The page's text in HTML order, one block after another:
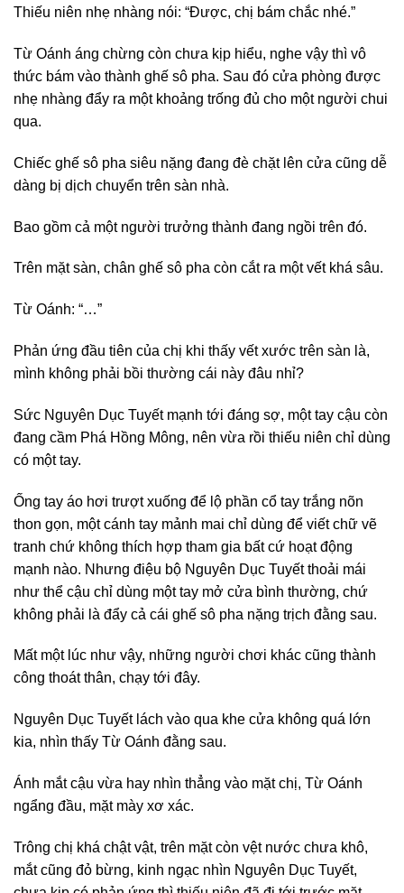
Thiếu niên nhẹ nhàng nói: “Được, chị bám chắc nhé.”
Từ Oánh áng chừng còn chưa kịp hiểu, nghe vậy thì vô
thức bám vào thành ghế sô pha. Sau đó cửa phòng được
nhẹ nhàng đẩy ra một khoảng trống đủ cho một người chui
qua.
Chiếc ghế sô pha siêu nặng đang đè chặt lên cửa cũng dễ
dàng bị dịch chuyển trên sàn nhà.
Bao gồm cả một người trưởng thành đang ngồi trên đó.
Trên mặt sàn, chân ghế sô pha còn cắt ra một vết khá sâu.
Từ Oánh: “…”
Phản ứng đầu tiên của chị khi thấy vết xước trên sàn là,
mình không phải bồi thường cái này đâu nhỉ?
Sức Nguyên Dục Tuyết mạnh tới đáng sợ, một tay cậu còn
đang cầm Phá Hồng Mông, nên vừa rồi thiếu niên chỉ dùng
có một tay.
Ống tay áo hơi trượt xuống để lộ phần cổ tay trắng nõn
thon gọn, một cánh tay mảnh mai chỉ dùng để viết chữ vẽ
tranh chứ không thích hợp tham gia bất cứ hoạt động
mạnh nào. Nhưng điệu bộ Nguyên Dục Tuyết thoải mái
như thể cậu chỉ dùng một tay mở cửa bình thường, chứ
không phải là đẩy cả cái ghế sô pha nặng trịch đằng sau.
Mất một lúc như vậy, những người chơi khác cũng thành
công thoát thân, chạy tới đây.
Nguyên Dục Tuyết lách vào qua khe cửa không quá lớn
kia, nhìn thấy Từ Oánh đằng sau.
Ánh mắt cậu vừa hay nhìn thẳng vào mặt chị, Từ Oánh
ngẩng đầu, mặt mày xơ xác.
Trông chị khá chật vật, trên mặt còn vệt nước chưa khô,
mắt cũng đỏ bừng, kinh ngạc nhìn Nguyên Dục Tuyết,